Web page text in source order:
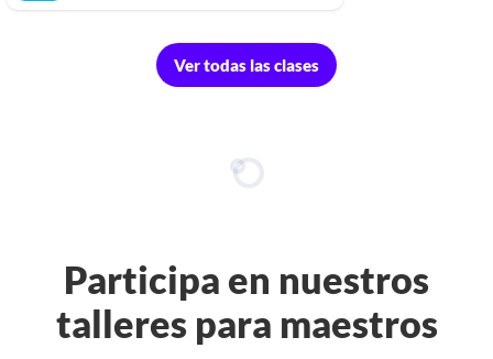
Ver todas las clases
Participa en nuestros
talleres para maestros